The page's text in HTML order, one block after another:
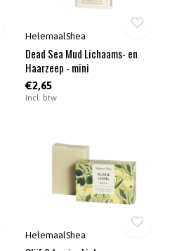
HelemaalShea
Dead Sea Mud Lichaams- en
Haarzeep - mini
€2,65
Incl. btw
HelemaalShea